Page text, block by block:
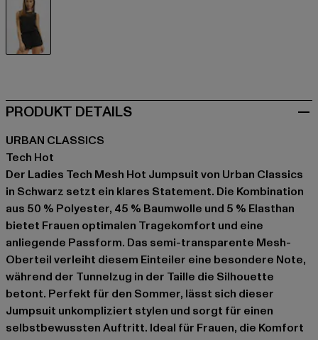
PRODUKT DETAILS
URBAN CLASSICS
Tech Hot
Der Ladies Tech Mesh Hot Jumpsuit von Urban Classics
in Schwarz setzt ein klares Statement. Die Kombination
aus 50 % Polyester, 45 % Baumwolle und 5 % Elasthan
bietet Frauen optimalen Tragekomfort und eine
anliegende Passform. Das semi-transparente Mesh-
Oberteil verleiht diesem Einteiler eine besondere Note,
während der Tunnelzug in der Taille die Silhouette
betont. Perfekt für den Sommer, lässt sich dieser
Jumpsuit unkompliziert stylen und sorgt für einen
selbstbewussten Auftritt. Ideal für Frauen, die Komfort